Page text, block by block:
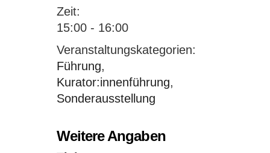
Zeit:
15:00 - 16:00
Veranstaltungskategorien:
Führung,
Kurator:innenführung,
Sonderausstellung
Weitere Angaben